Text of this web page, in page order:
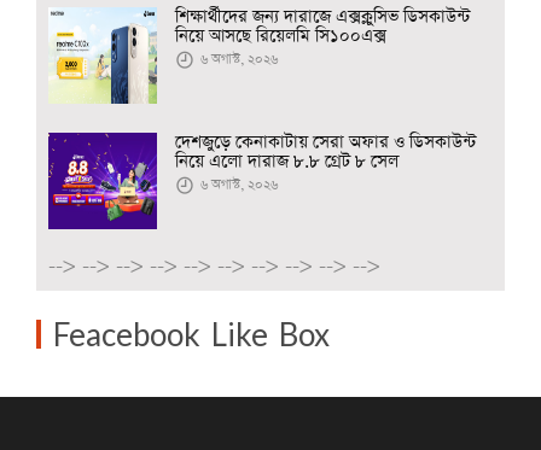
শিক্ষার্থীদের জন্য দারাজে এক্সক্লুসিভ ডিসকাউন্ট
নিয়ে আসছে রিয়েলমি সি১০০এক্স
৬ অগাস্ট, ২০২৬
দেশজুড়ে কেনাকাটায় সেরা অফার ও ডিসকাউন্ট
নিয়ে এলো দারাজ ৮.৮ গ্রেট ৮ সেল
৬ অগাস্ট, ২০২৬
--> --> --> --> --> --> --> --> --> -->
Feacebook Like Box